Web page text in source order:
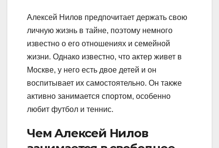
Алексей Нилов предпочитает держать свою
личную жизнь в тайне, поэтому немного
известно о его отношениях и семейной
жизни. Однако известно, что актер живет в
Москве, у него есть двое детей и он
воспитывает их самостоятельно. Он также
активно занимается спортом, особенно
любит футбол и теннис.
Чем Алексей Нилов